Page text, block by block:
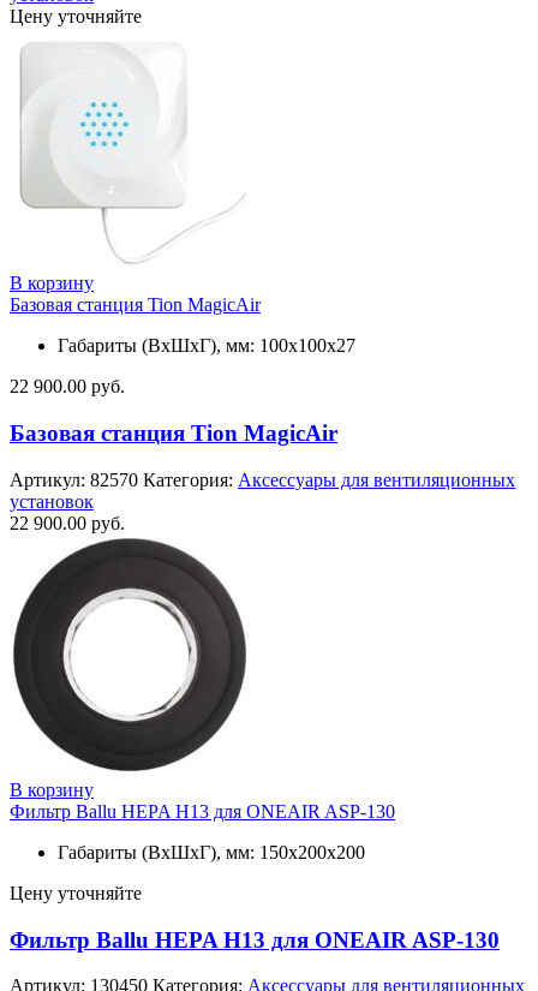
Цену уточняйте
В корзину
Базовая станция Tion MagicAir
Габариты (ВхШхГ), мм: 100x100x27
22 900.00 руб.
Базовая станция Tion MagicAir
Артикул: 82570 Категория: Аксессуары для вентиляционных
установок
22 900.00 руб.
В корзину
Фильтр Ballu HEPA Н13 для ONEAIR ASP-130
Габариты (ВхШхГ), мм: 150х200х200
Цену уточняйте
Фильтр Ballu HEPA Н13 для ONEAIR ASP-130
Артикул: 130450 Категория: Аксессуары для вентиляционных